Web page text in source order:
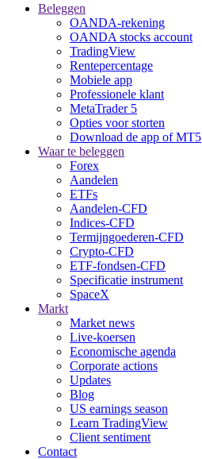
Beleggen
OANDA-rekening
OANDA stocks account
TradingView
Rentepercentage
Mobiele app
Professionele klant
MetaTrader 5
Opties voor storten
Download de app of MT5
Waar te beleggen
Forex
Aandelen
ETFs
Aandelen-CFD
Indices-CFD
Termijngoederen-CFD
Crypto-CFD
ETF-fondsen-CFD
Specificatie instrument
SpaceX
Markt
Market news
Live-koersen
Economische agenda
Corporate actions
Updates
Blog
US earnings season
Learn TradingView
Client sentiment
Contact